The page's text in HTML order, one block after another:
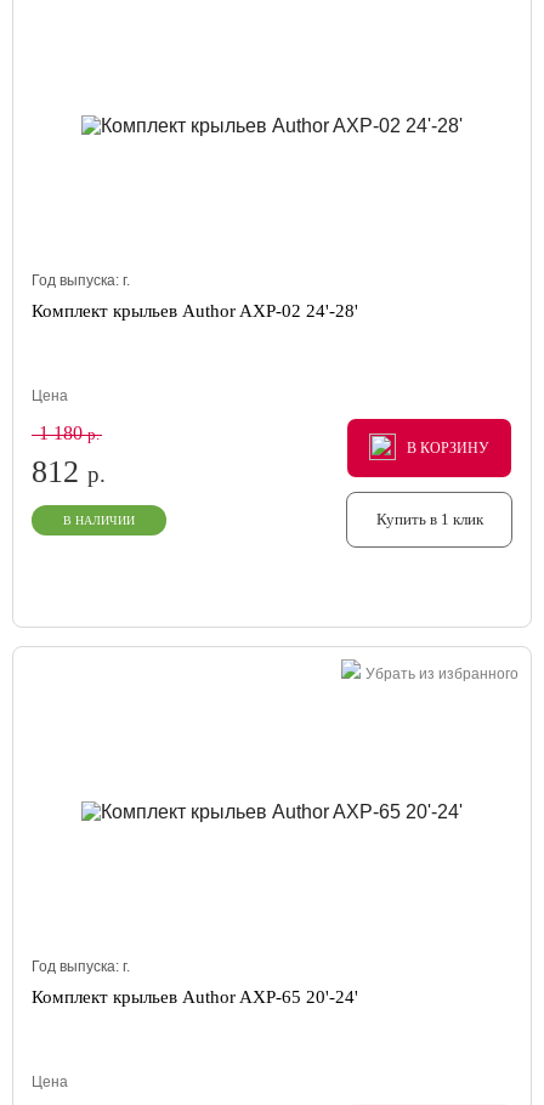
Год выпуска: г.
Комплект крыльев Author AXP-02 24'-28'
Цена
1 180р.
812 р.
В НАЛИЧИИ
В КОРЗИНУ
В КОРЗИНУ
В КОРЗИНУ
Купить в 1 клик
Убрать из избранного
Год выпуска: г.
Комплект крыльев Author AXP-65 20'-24'
Цена